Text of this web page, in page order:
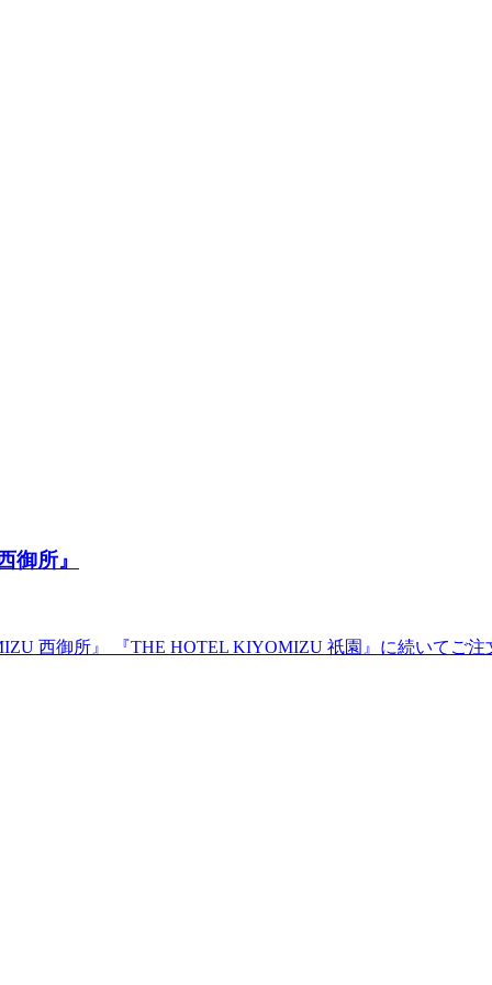
所』
西御所』 『THE HOTEL KIYOMIZU 祇園』に続いてご